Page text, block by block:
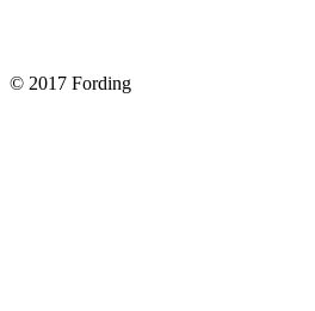
© 2017 Fording